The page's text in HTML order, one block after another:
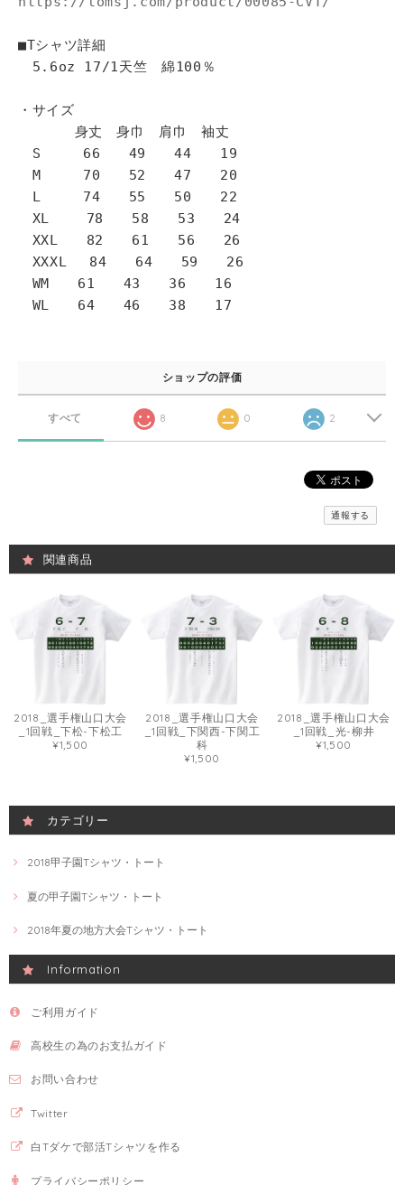
■Tシャツ詳細
5.6oz 17/1天竺 綿100％
・サイズ
身丈 身巾 肩巾 袖丈
S 66 49 44 19
M 70 52 47 20
L 74 55 50 22
XL 78 58 53 24
XXL 82 61 56 26
XXXL 84 64 59 26
WM 61 43 36 16
WL 64 46 38 17
ショップの評価
すべて 8 0 2
通報する
関連商品
2018_選手権山口大会
_1回戦_下松-下松工
¥1,500
2018_選手権山口大会
_1回戦_下関西-下関工
科
¥1,500
2018_選手権山口大会
_1回戦_光-柳井
¥1,500
カテゴリー
2018甲子園Tシャツ・トート
夏の甲子園Tシャツ・トート
2018年夏の地方大会Tシャツ・トート
Information
ご利用ガイド
高校生の為のお支払ガイド
お問い合わせ
Twitter
白Tダケで部活Tシャツを作る
プライバシーポリシー